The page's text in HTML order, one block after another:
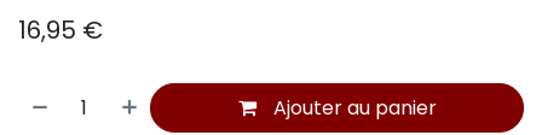
16,95 €
Ajouter au panier